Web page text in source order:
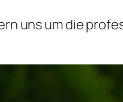
uns um die